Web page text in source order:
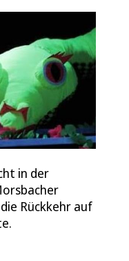
in der
Rückkehr auf